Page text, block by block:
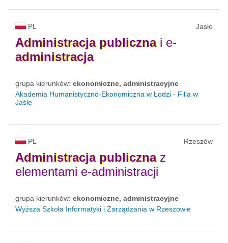
PL Jasło
Administracja publicznai e-
administracja
grupa kierunków: ekonomiczne, administracyjne
Akademia Humanistyczno-Ekonomiczna w Łodzi - Filia w
Jaśle
PL Rzeszów
Administracja publicznaz
elementami e-administracji
grupa kierunków: ekonomiczne, administracyjne
Wyższa Szkoła Informatyki i Zarządzania w Rzeszowie